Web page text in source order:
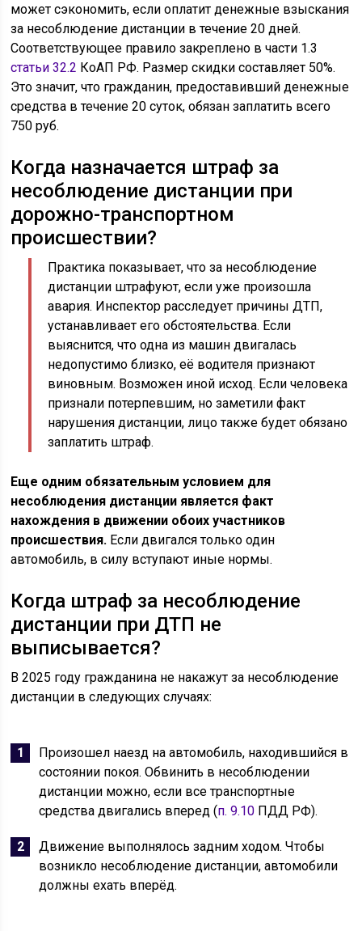
может сэкономить, если оплатит денежные взыскания
за несоблюдение дистанции в течение 20 дней.
Соответствующее правило закреплено в части 1.3
статьи 32.2 КоАП РФ. Размер скидки составляет 50%.
Это значит, что гражданин, предоставивший денежные
средства в течение 20 суток, обязан заплатить всего
750 руб.
Когда назначается штраф за
несоблюдение дистанции при
дорожно-транспортном
происшествии?
Практика показывает, что за несоблюдение
дистанции штрафуют, если уже произошла
авария. Инспектор расследует причины ДТП,
устанавливает его обстоятельства. Если
выяснится, что одна из машин двигалась
недопустимо близко, её водителя признают
виновным. Возможен иной исход. Если человека
признали потерпевшим, но заметили факт
нарушения дистанции, лицо также будет обязано
заплатить штраф.
Еще одним обязательным условием для
несоблюдения дистанции является факт
нахождения в движении обоих участников
происшествия. Если двигался только один
автомобиль, в силу вступают иные нормы.
Когда штраф за несоблюдение
дистанции при ДТП не
выписывается?
В 2025 году гражданина не накажут за несоблюдение
дистанции в следующих случаях:
Произошел наезд на автомобиль, находившийся в
состоянии покоя. Обвинить в несоблюдении
дистанции можно, если все транспортные
средства двигались вперед (п. 9.10 ПДД РФ).
Движение выполнялось задним ходом. Чтобы
возникло несоблюдение дистанции, автомобили
должны ехать вперёд.